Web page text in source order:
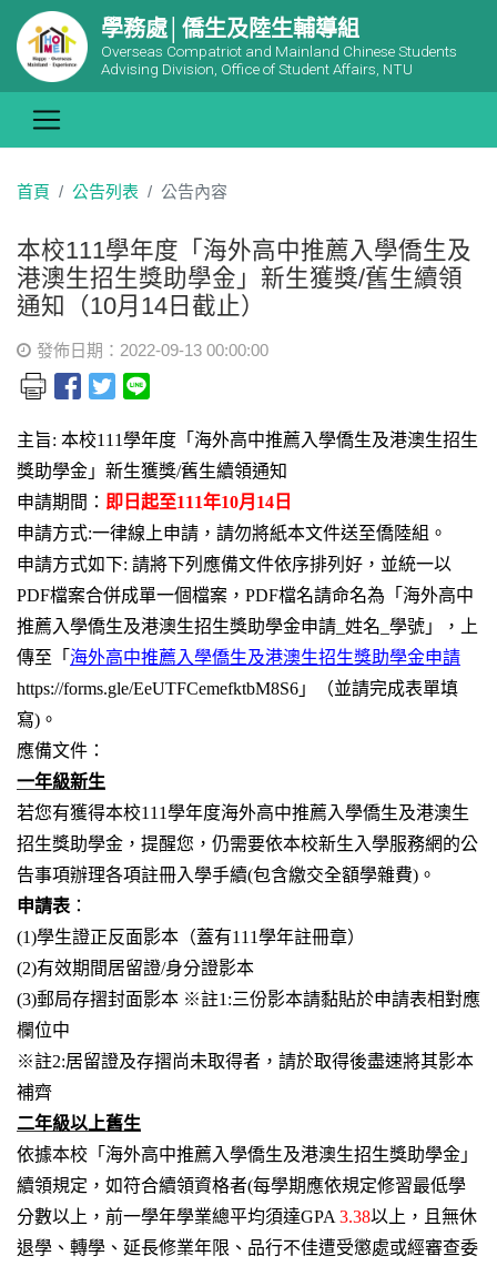
學務處│僑生及陸生輔導組
Overseas Compatriot and Mainland Chinese Students
Advising Division, Office of Student Affairs, NTU
首頁 公告列表 公告內容
本校111學年度「海外高中推薦入學僑生及
港澳生招生獎助學金」新生獲獎/舊生續領
通知（10月14日截止）
發佈日期：2022-09-13 00:00:00
主旨: 本校111學年度「海外高中推薦入學僑生及港澳生招生
獎助學金」新生獲獎/舊生續領通知
申請期間： 即日起至111年10月14日
申請方式:一律線上申請，請勿將紙本文件送至僑陸組。
申請方式如下: 請將下列應備文件依序排列好，並統一以
PDF檔案合併成單一個檔案，PDF檔名請命名為「海外高中
推薦入學僑生及港澳生招生獎助學金申請_姓名_學號」，上
傳至「 海外高中推薦入學僑生及港澳生招生獎助學金申請
https://forms.gle/EeUTFCemefktbM8S6」（並請完成表單填
寫)。
應備文件：
一年級新生
若您有獲得本校111學年度海外高中推薦入學僑生及港澳生
招生獎助學金，提醒您，仍需要依本校新生入學服務網的公
告事項辦理各項註冊入學手續(包含繳交全額學雜費)。
申請表 ：
(1)學生證正反面影本（蓋有111學年註冊章）
(2)有效期間居留證/身分證影本
(3)郵局存摺封面影本 ※註1:三份影本請黏貼於申請表相對應
欄位中
※註2:居留證及存摺尚未取得者，請於取得後盡速將其影本
補齊
二年級以上舊生
依據本校「海外高中推薦入學僑生及港澳生招生獎助學金」
續領規定，如符合續領資格者(每學期應依規定修習最低學
分數以上，前一學年學業總平均須達GPA 3.38以上，且無休
退學、轉學、延長修業年限、品行不佳遭受懲處或經審查委